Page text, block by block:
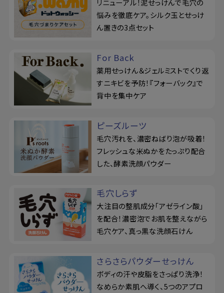
リニューアル！泥せっけんで毛穴の
悩みを徹底ケア。シルク玉とせっけ
ん置きの3点セット
For Back
薬用せっけん＆ジェルミストでくり返
すニキビを予防！『フォーバック』で
背中を集中ケア
ピーズルーツ
毛穴汚れを、濃密ねばり泡が吸着！
フレッシュな米ぬかをたっぷり配合
した、酵素洗顔パウダー
毛穴しらず
大注目の整肌成分「アゼライン酸」
を配合！濃密泡でお肌を整えながら
毛穴ケア、真っ黒な洗顔石けん
さらさらパウダーせっけん
ボディの汗や皮脂をさっぱり洗浄！
なめらか素肌へ導く、5つのアプロ